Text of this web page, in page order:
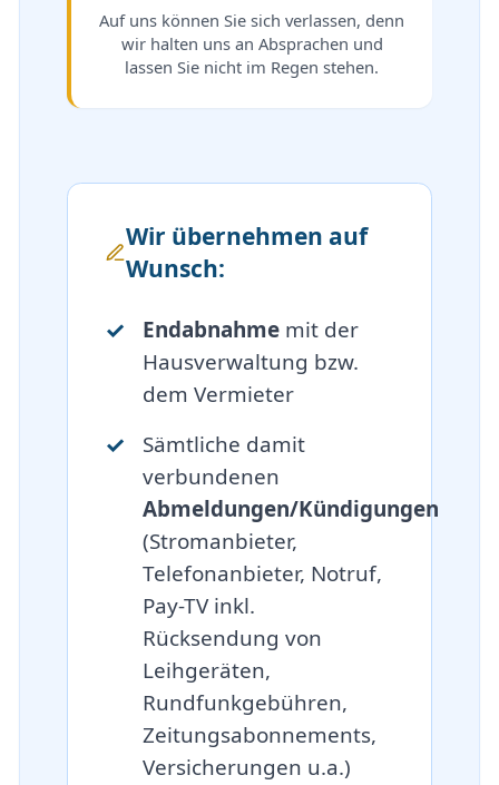
Auf uns können Sie sich verlassen, denn
wir halten uns an Absprachen und
lassen Sie nicht im Regen stehen.
Wir übernehmen auf
Wunsch:
Endabnahmemit der
Hausverwaltung bzw.
dem Vermieter
Sämtliche damit
verbundenen
Abmeldungen/Kündigungen
(Stromanbieter,
Telefonanbieter, Notruf,
Pay-TV inkl.
Rücksendung von
Leihgeräten,
Rundfunkgebühren,
Zeitungsabonnements,
Versicherungen u.a.)